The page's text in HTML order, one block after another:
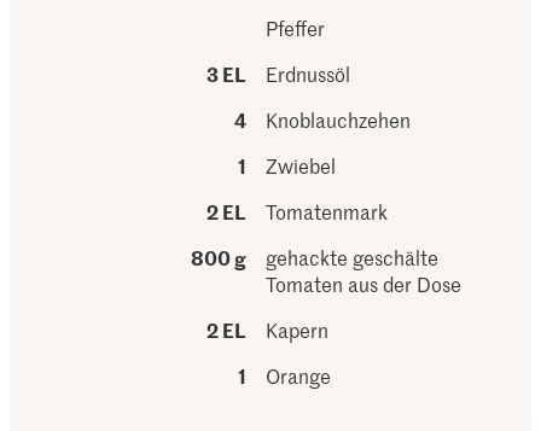
Pfeffer
3 EL
Erdnussöl
4
Knoblauchzehen
1
Zwiebel
2 EL
Tomatenmark
800 g
gehackte geschälte
Tomaten aus der Dose
2 EL
Kapern
1
Orange